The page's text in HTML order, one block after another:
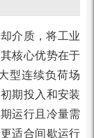
介质，将工业
核心优势在于
型连续负荷场
期投入和安装
运行且冷量需
适合间歇运行